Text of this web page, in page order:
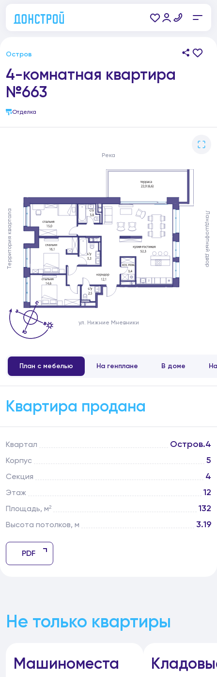
Остров
4-комнатная квартира
№663
Отделка
План с мебелью На генплане В доме
Река
Ландшафтный двор
ул. Нижние Мневники
Территория квартала
Квартал Остров.4
Корпус 5
Секция 4
Этаж 12
Площадь, м² 132
Высота потолков, м 3.19
PDF
Квартира продана
Не только квартиры
Машиноместа